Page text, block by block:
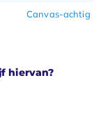
Canvas-achtig
hiervan?